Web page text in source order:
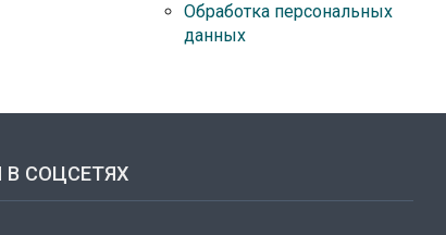
Обработка персональных
данных
СОЦСЕТЯХ